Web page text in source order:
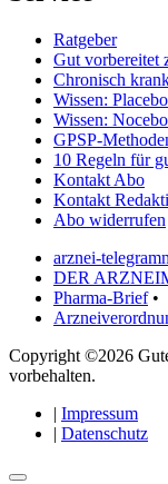
Ratgeber
Gut vorbereitet
Chronisch
Wissen: Placebo
Wissen: Nocebo
GPSP-
10 Regeln für
Kontakt Abo
Kontakt
Abo widerrufen
arznei-
DER
Pharma-Brief•
Copyright ©2026
vorbehalten.
| Impressum
| Datenschutz